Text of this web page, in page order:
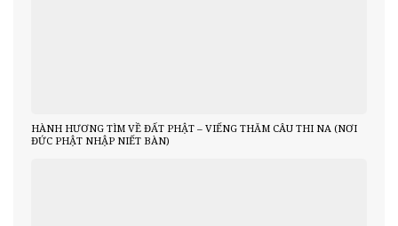
HÀNH HƯƠNG TÌM VỀ ĐẤT PHẬT – VIẾNG THĂM CÂU THI NA (NƠI
ĐỨC PHẬT NHẬP NIẾT BÀN)